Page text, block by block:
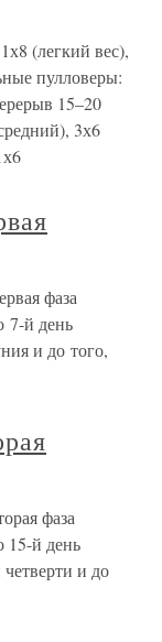
(легкий вес),
пулловеры:
15–20
3х6
фаза
7-й день
и до того,
фаза
15-й день
и до